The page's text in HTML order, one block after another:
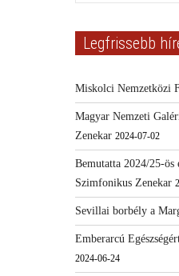
Legfrissebb
Miskolci Nemzetközi
Magyar Nemzeti
Zenekar 2024-07-02
Bemutatta 2024/25-
Szimfonikus Zenekar
Sevillai borbély a
Emberarcú
2024-06-24